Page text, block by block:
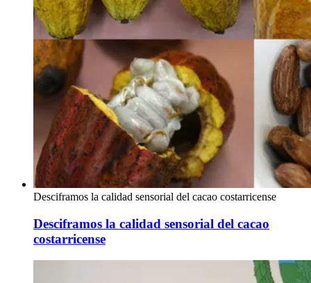
Desciframos la calidad sensorial del cacao costarricense
Desciframos la calidad sensorial del cacao
costarricense